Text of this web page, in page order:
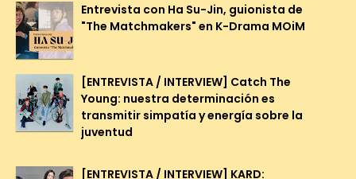
Entrevista con Ha Su-Jin, guionista de
"The Matchmakers" en K-Drama MOiM
[ENTREVISTA / INTERVIEW] Catch The
Young: nuestra determinación es
transmitir simpatía y energía sobre la
juventud
[ENTREVISTA / INTERVIEW] KARD: